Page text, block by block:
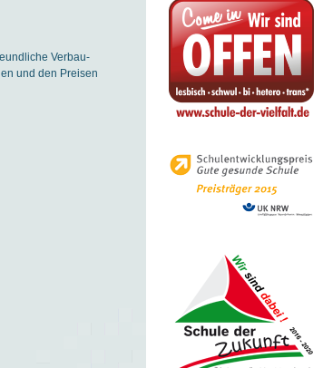
Verbau-
und den Preisen